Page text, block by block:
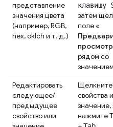
представление
значения цвета
(например, RGB,
hex, oklch и т. д.)
клавишу
затем
поле «
рядом со
Редактировать
следующее/
предыдущее
свойство или
Щелкните
свойства
значение,
нажмите